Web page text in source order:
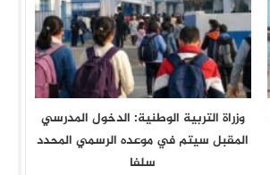
وزراة التربية الوطنية: الدخول المدرسي
المقبل سیتم في موعده الرسمي المحدد
سلفا